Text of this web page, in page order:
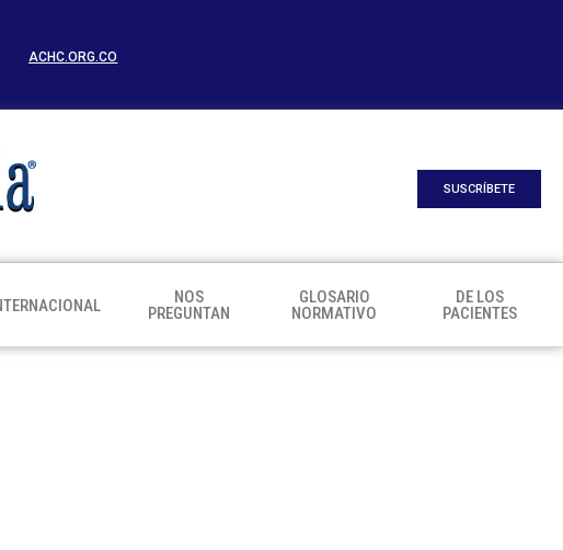
ACHC.ORG.CO
SUSCRÍBETE
NOS
PREGUNTAN
GLOSARIO
NORMATIVO
DE LOS
PACIENTES